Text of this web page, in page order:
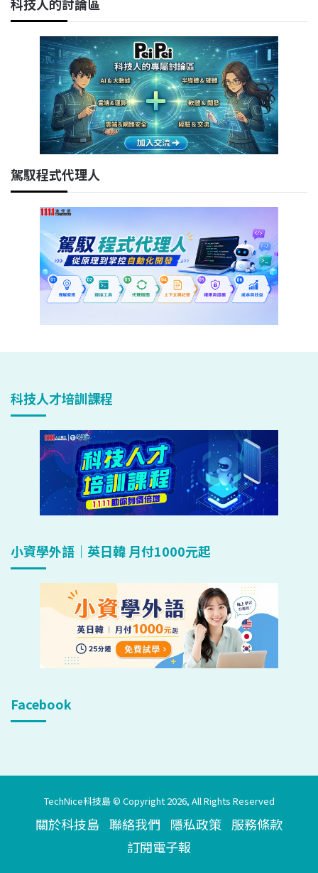
駕馭程式代理人
科技人才培訓課程
小資學外語｜英日韓 月付1000元起
Facebook
TechNice科技島 © Copyright 2026, All Rights Reserved
關於科技島 聯絡我們 隱私政策 服務條款
訂閱電子報